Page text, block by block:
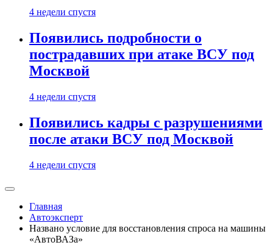
4 недели спустя
Появились подробности о
пострадавших при атаке ВСУ под
Москвой
4 недели спустя
Появились кадры с разрушениями
после атаки ВСУ под Москвой
4 недели спустя
Главная
Автоэксперт
Названо условие для восстановления спроса на машины
«АвтоВАЗа»